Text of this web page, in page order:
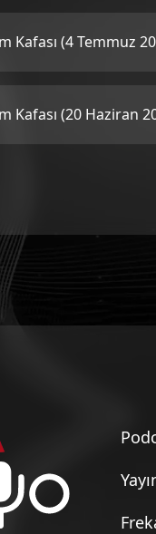
Kafası (4 Temmuz
Kafası (20 Haziran
Kafası (6 Haziran
Kafası (30 Mayıs
Kafası (16 Mayıs